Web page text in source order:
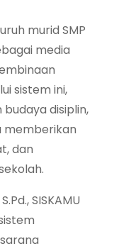
murid SMP
media
sistem ini,
disiplin,
memberikan
dan
SISKAMU